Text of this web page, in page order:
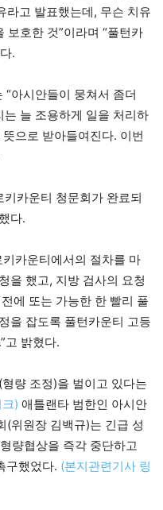
라고 발표했는데, 무슨 치유
보호한 것”이라며 “풀턴카
.
아시안들이 뭉쳐서 좀더
늘 조용하게 일을 처리하
뜻으로 받아들여진다. 이번
카운티 청문회가 완료되
다.
카운티에서의 절차를 마
을 했고, 지방 검사의 요청
에 또는 가능한 한 빨리 풀
을 잡도록 풀턴카운티 고등
고 밝혔다.
량 조정)을 벌이고 있다는
) 애틀랜타 범한인 아시안
(위원장 김백규)는 긴급 성
량협상을 즉각 중단하고
구했었다. (본지관련기사 링